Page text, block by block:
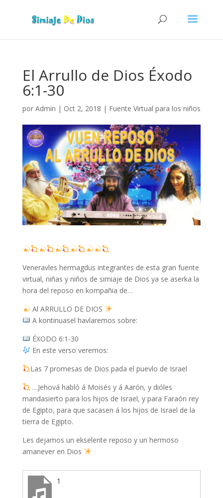
El Arrullo de Dios Éxodo
6:1-30
por Admin | Oct 2, 2018 | Fuente Virtual para los niños
Veneravles hermagdus integrantes de esta gran fuente
virtual, niñas y niños de simiaje de Dios ya se aserka la
hora del reposo en kompañia de…
Al ARRULLO DE DIOS
A kontinuasel havlaremos sobre:
ÉXODO 6:1-30
En este verso veremos:
Las 7 promesas de Dios pada el puevlo de Israel
…Jehová habló á Moisés y á Aarón, y dióles
mandasierto para los hijos de Israel, y para Faraón rey
de Egipto, para que sacasen á los hijos de Israel de la
tierra de Egipto.
Les dejamos un ekselente reposo y un hermoso
amanever en Dios
1